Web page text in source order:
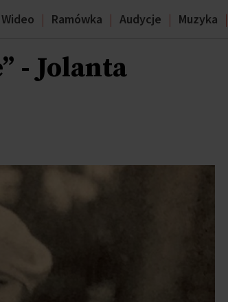
Wideo Ramówka Audycje Muzyka
- Jolanta